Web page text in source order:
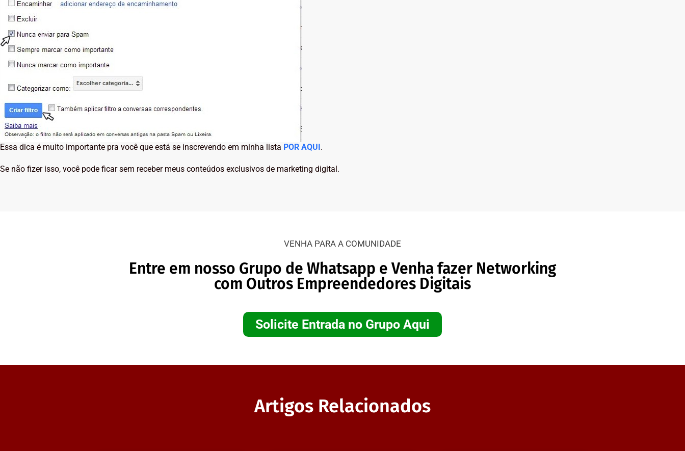
Essa dica é muito importante pra você que está se inscrevendo em minha lista POR AQUI .
Se não fizer isso, você pode ficar sem receber meus conteúdos exclusivos de marketing digital.
VENHA PARA A COMUNIDADE
Entre em nosso Grupo de Whatsapp e Venha fazer Networking
com Outros Empreendedores Digitais
Solicite Entrada no Grupo Aqui
Artigos Relacionados